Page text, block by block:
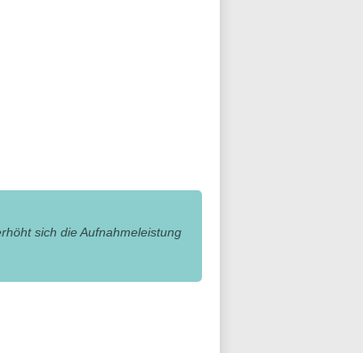
sich die Aufnahmeleistung